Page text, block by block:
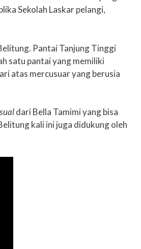
Sekolah Laskar pelangi,
Pantai Tanjung Tinggi
satu pantai yang memiliki
atas mercusuar yang berusia
dari Bella Tamimi yang bisa
kali ini juga didukung oleh